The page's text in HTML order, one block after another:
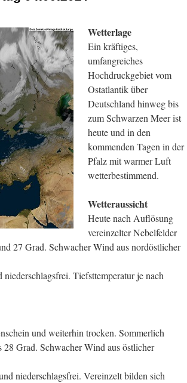
Wetterlage
Ein kräftiges,
umfangreiches
Hochdruckgebiet vom
Ostatlantik über
Deutschland hinweg bis
zum Schwarzen Meer ist
heute und in den
kommenden Tagen in der
Pfalz mit warmer Luft
wetterbestimmend.
Wetteraussicht
Heute nach Auflösung
vereinzelter Nebelfelder
27 Grad. Schwacher Wind aus nordöstlicher
Tiefsttemperatur je nach
und weiterhin trocken. Sommerlich
Grad. Schwacher Wind aus östlicher
niederschlagsfrei. Vereinzelt bilden sich